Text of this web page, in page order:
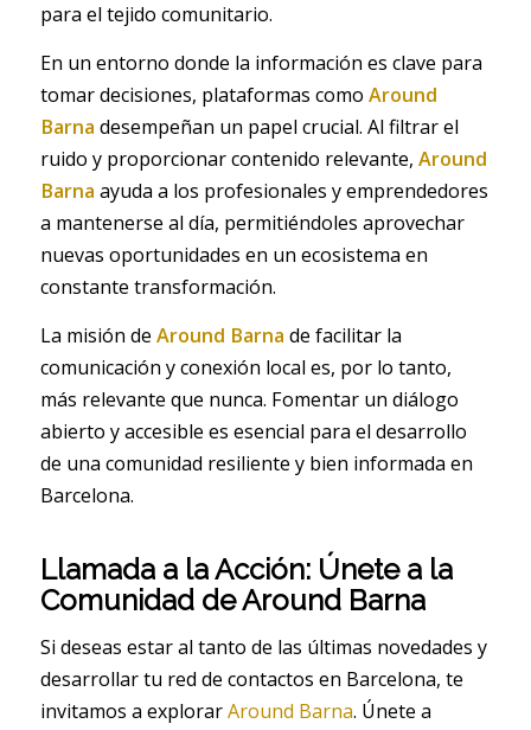
para el tejido comunitario.
En un entorno donde la información es clave para
tomar decisiones, plataformas como Around
Barna desempeñan un papel crucial. Al filtrar el
ruido y proporcionar contenido relevante, Around
Barna ayuda a los profesionales y emprendedores
a mantenerse al día, permitiéndoles aprovechar
nuevas oportunidades en un ecosistema en
constante transformación.
La misión de Around Barna de facilitar la
comunicación y conexión local es, por lo tanto,
más relevante que nunca. Fomentar un diálogo
abierto y accesible es esencial para el desarrollo
de una comunidad resiliente y bien informada en
Barcelona.
Llamada a la Acción: Únete a la
Comunidad de Around Barna
Si deseas estar al tanto de las últimas novedades y
desarrollar tu red de contactos en Barcelona, te
invitamos a explorarAround Barna. Únete a